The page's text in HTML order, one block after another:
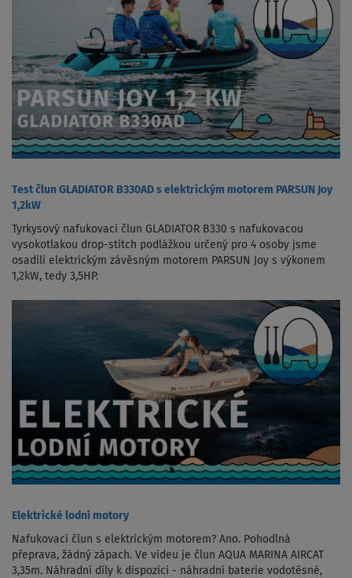
Test člun GLADIATOR B330AD s elektrickým motorem PARSUN Joy
1,2kW
Tyrkysový nafukovací člun GLADIATOR B330 s nafukovacou
vysokotlakou drop-stitch podlážkou určený pro 4 osoby jsme
osadili elektrickým závěsným motorem PARSUN Joy s výkonem
1,2kW, tedy 3,5HP.
Elektrické lodní motory
Nafukovací člun s elektrickým motorem? Ano. Pohodlná
přeprava, žádný zápach. Ve videu je člun AQUA MARINA AIRCAT
3,35m. Náhradní díly k dispozici - náhradní baterie vodotěsné,